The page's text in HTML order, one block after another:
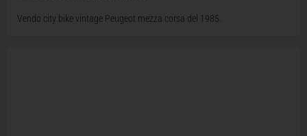
Vendo city bike vintage Peugeot mezza corsa del 1985.